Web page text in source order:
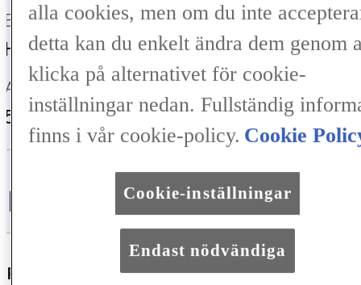
Bränsle
Hybrid Bensin
Växellåda
Automat
Antal säten
5
Färg
F White (083)
alla cookies, men om du inte
detta kan du enkelt ändra dem genom
klicka på alternativet för cookie-
inställningar nedan. Fullständig
finns i vår cookie-policy. Cookie
Cookie-inställningar
Endast nödvändiga